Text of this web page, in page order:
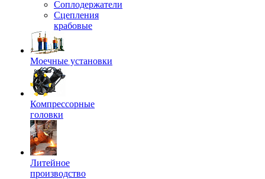
Соплодержатели
Сцепления
крабовые
Моечные установки
Компрессорные
головки
Литейное
производство